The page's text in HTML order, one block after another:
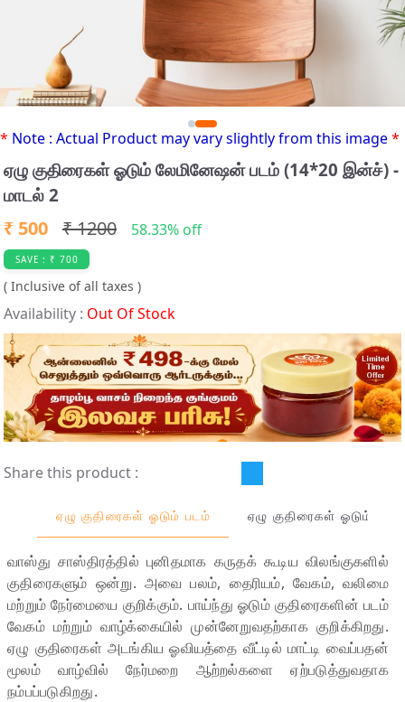
* Note : Actual Product may vary slightly from this image*
ஏழு குதிரைகள் ஓடும் லேமினேஷன் படம் (14*20 இன்ச்) -
மாடல் 2
₹ 500 ₹ 1200 58.33% off
SAVE : ₹ 700
( Inclusive of all taxes )
Availability : Out Of Stock
Share this product :
ஏழு குதிரைகள் ஓடும் படம் ஏழு குதிரைகள் ஓடும்
வாஸ்து சாஸ்திரத்தில் புனிதமாக கருதக் கூடிய விலங்குகளில்
குதிரைகளும் ஒன்று. அவை பலம், தைரியம், வேகம், வலிமை
மற்றும் நேர்மையை குறிக்கும். பாய்ந்து ஓடும் குதிரைகளின் படம்
வேகம் மற்றும் வாழ்க்கையில் முன்னேறுவதற்காக குறிக்கிறது.
ஏழு குதிரைகள் அடங்கிய ஓவியத்தை வீட்டில் மாட்டி வைப்பதன்
மூலம் வாழ்வில் நேர்மறை ஆற்றல்களை ஏற்படுத்துவதாக
நம்பப்படுகிறது.